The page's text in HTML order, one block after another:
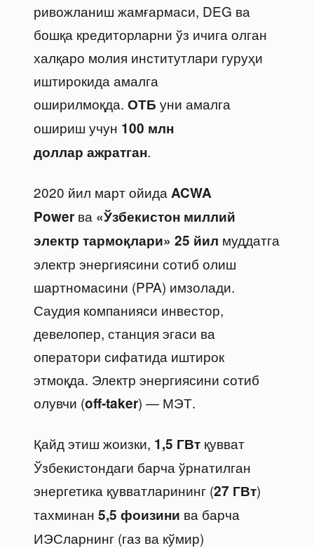
ривожланиш жамғармаси, DEG ва
бошқа кредиторларни ўз ичига олган
халқаро молия институтлари гуруҳи
иштирокида амалга
оширилмоқда. ОТБ уни амалга
ошириш учун 100 млн
доллар ажратган.
2020 йил март ойида ACWA
Power ва «Ўзбекистон миллий
электр тармоқлари» 25 йил муддатга
электр энергиясини сотиб олиш
шартномасини (PPA) имзолади.
Саудия компанияси инвестор,
девелопер, станция эгаси ва
оператори сифатида иштирок
этмоқда. Электр энергиясини сотиб
олувчи (off-taker) — МЭТ.
Қайд этиш жоизки, 1,5 ГВт қувват
Ўзбекистондаги барча ўрнатилган
энергетика қувватларининг (27 ГВт)
тахминан 5,5 фоизини ва барча
ИЭСларнинг (газ ва кўмир)